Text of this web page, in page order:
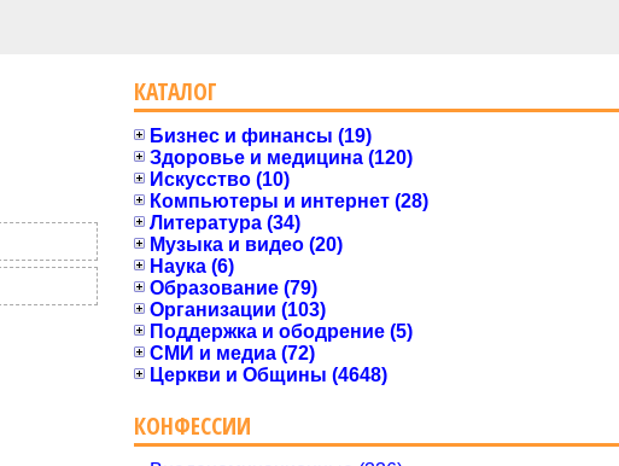
КАТАЛОГ
Бизнес и финансы (19)
Здоровье и медицина (120)
Искусство (10)
Компьютеры и интернет (28)
Литература (34)
Музыка и видео (20)
Наука (6)
Образование (79)
Организации (103)
Поддержка и ободрение (5)
СМИ и медиа (72)
Церкви и Общины (4648)
КОНФЕССИИ